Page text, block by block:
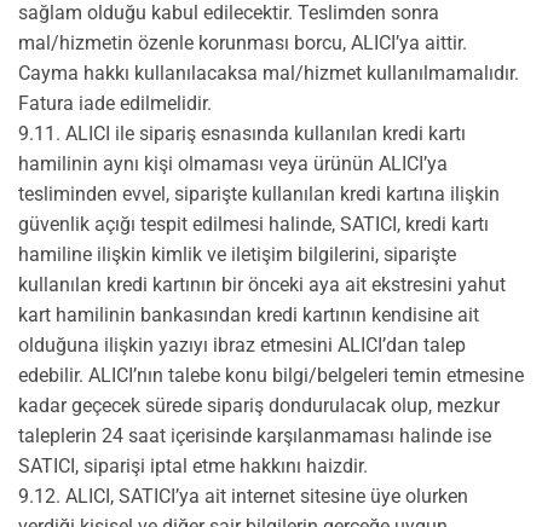
sağlam olduğu kabul edilecektir. Teslimden sonra
mal/hizmetin özenle korunması borcu, ALICI’ya aittir.
Cayma hakkı kullanılacaksa mal/hizmet kullanılmamalıdır.
Fatura iade edilmelidir.
9.11. ALICI ile sipariş esnasında kullanılan kredi kartı
hamilinin aynı kişi olmaması veya ürünün ALICI’ya
tesliminden evvel, siparişte kullanılan kredi kartına ilişkin
güvenlik açığı tespit edilmesi halinde, SATICI, kredi kartı
hamiline ilişkin kimlik ve iletişim bilgilerini, siparişte
kullanılan kredi kartının bir önceki aya ait ekstresini yahut
kart hamilinin bankasından kredi kartının kendisine ait
olduğuna ilişkin yazıyı ibraz etmesini ALICI’dan talep
edebilir. ALICI’nın talebe konu bilgi/belgeleri temin etmesine
kadar geçecek sürede sipariş dondurulacak olup, mezkur
taleplerin 24 saat içerisinde karşılanmaması halinde ise
SATICI, siparişi iptal etme hakkını haizdir.
9.12. ALICI, SATICI’ya ait internet sitesine üye olurken